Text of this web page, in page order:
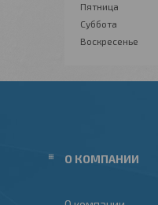
Пятница
Суббота
Воскресенье
О КОМПАНИИ